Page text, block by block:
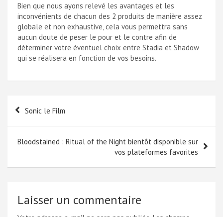
Bien que nous ayons relevé les avantages et les
inconvénients de chacun des 2 produits de manière assez
globale et non exhaustive, cela vous permettra sans
aucun doute de peser le pour et le contre afin de
déterminer votre éventuel choix entre Stadia et Shadow
qui se réalisera en fonction de vos besoins.
Navigation
l’article
Sonic le Film
Bloodstained : Ritual of the Night bientôt disponible sur
vos plateformes favorites
Laisser un commentaire